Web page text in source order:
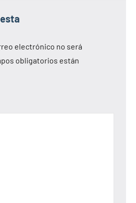
electrónico no será
obligatorios están